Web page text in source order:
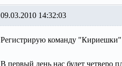
09.03.2010 14:32:03
Регистрирую команду "Кириешки"
В первый день нас будет четверо